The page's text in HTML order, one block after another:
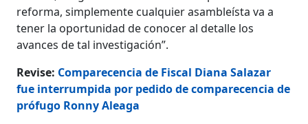
reforma, simplemente cualquier asambleísta va a
tener la oportunidad de conocer al detalle los
avances de tal investigación”.
Revise: Comparecencia de Fiscal Diana Salazar
fue interrumpida por pedido de comparecencia de
prófugo Ronny Aleaga